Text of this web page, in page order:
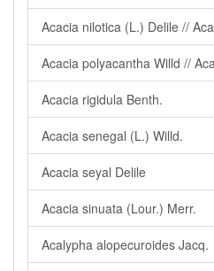
Acacia nilotica (L.) Delile //
Acacia polyacantha Willd //
Acacia rigidula Benth.
Acacia senegal (L.) Willd.
Acacia seyal Delile
Acacia sinuata (Lour.) Merr.
Acalypha alopecuroides Jacq.